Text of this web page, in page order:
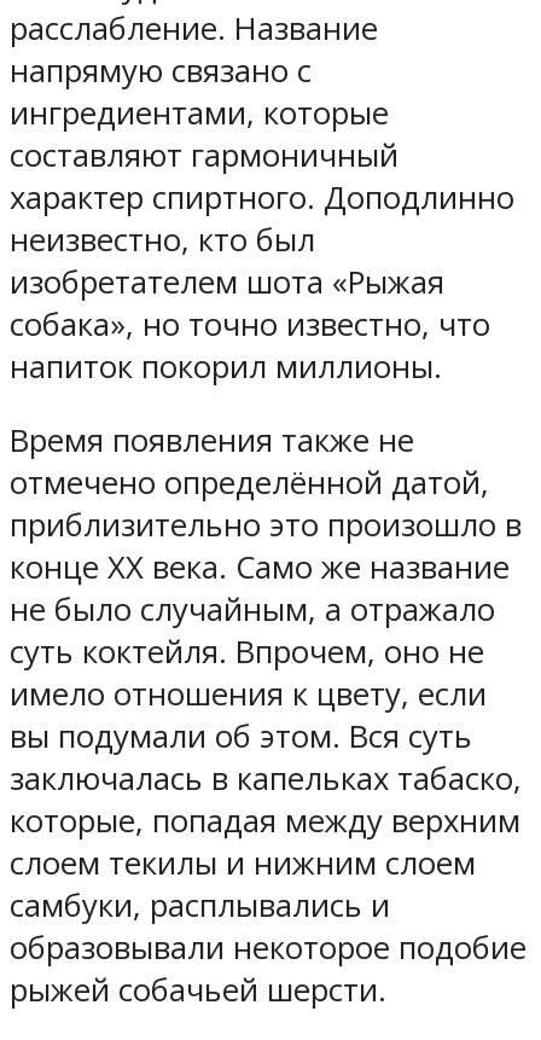
расслабление. Название
напрямую связано с
ингредиентами, которые
составляют гармоничный
характер спиртного. Доподлинно
неизвестно, кто был
изобретателем шота «Рыжая
собака», но точно известно, что
напиток покорил миллионы.
Время появления также не
отмечено определённой датой,
приблизительно это произошло в
конце XX века. Само же название
не было случайным, а отражало
суть коктейля. Впрочем, оно не
имело отношения к цвету, если
вы подумали об этом. Вся суть
заключалась в капельках табаско,
которые, попадая между верхним
слоем текилы и нижним слоем
самбуки, расплывались и
образовывали некоторое подобие
рыжей собачьей шерсти.